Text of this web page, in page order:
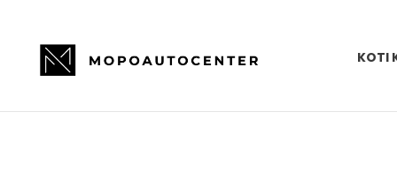
KOTI